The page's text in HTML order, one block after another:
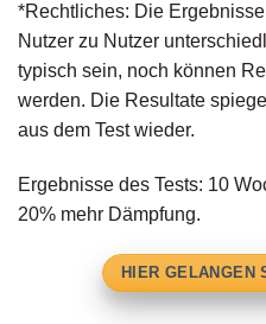
*Rechtliches: Die
Nutzer zu Nutzer
typisch sein, noch können
werden. Die Resultate
aus dem Test wieder.
Ergebnisse des Tests: 10
20% mehr Dämpfung.
HIER GELANGEN